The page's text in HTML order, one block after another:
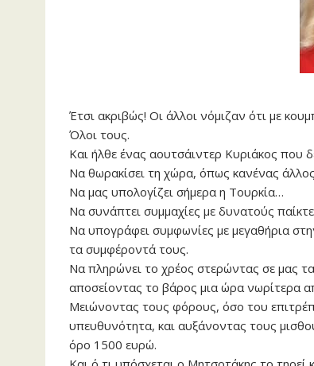
Έτσι ακριβώς! Οι άλλοι νόμιζαν ότι με
Όλοι τους.
Και ήλθε ένας αουτσάιντερ Κυριάκος που
Να θωρακίσει τη χώρα, όπως κανένας
Να μας υπολογίζει σήμερα η Τουρκία…
Να συνάπτει συμμαχίες με δυνατούς
Να υπογράφει συμφωνίες με μεγαθήρια
τα συμφέροντά τους.
Να πληρώνει το χρέος στερώντας σε μας
αποσείοντας το βάρος μια ώρα νωρίτερα
Μειώνοντας τους φόρους, όσο του
υπευθυνότητα, και αυξάνοντας τους
όρο 1500 ευρώ.